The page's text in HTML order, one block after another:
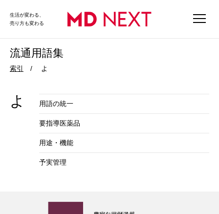
生活が変わる、
売り方も変わる
流通用語集
索引 よ
よ 用語の統一
要指導医薬品
用途・機能
予実管理